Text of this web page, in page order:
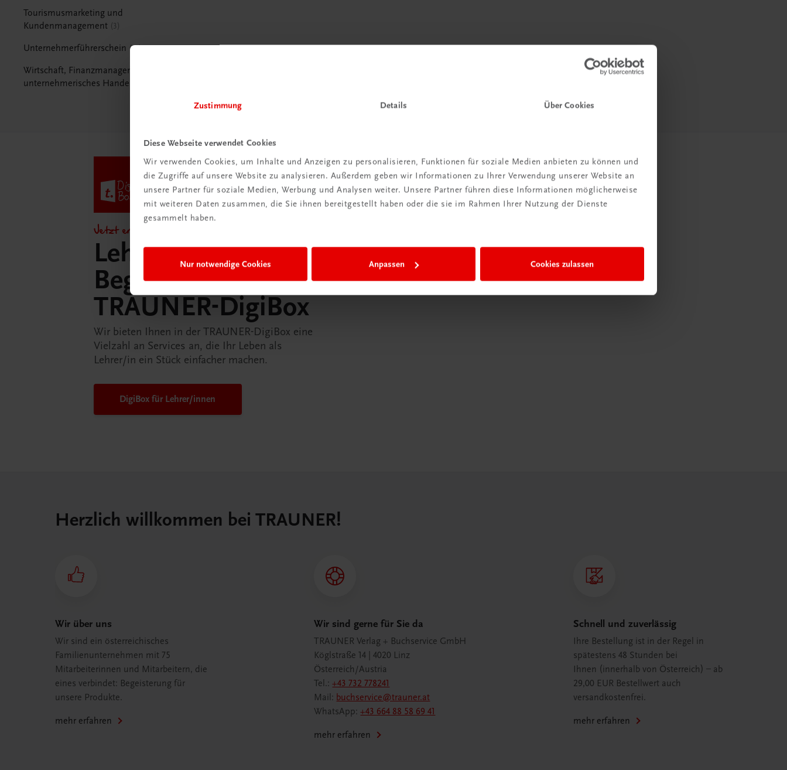
Zustimmung Details Über Cookies
Diese Webseite verwendet Cookies
Wir verwenden Cookies, um Inhalte und Anzeigen zu personalisieren, Funktionen für soziale Medien anbieten zu können und
die Zugriffe auf unsere Website zu analysieren. Außerdem geben wir Informationen zu Ihrer Verwendung unserer Website an
unsere Partner für soziale Medien, Werbung und Analysen weiter. Unsere Partner führen diese Informationen möglicherweise
mit weiteren Daten zusammen, die Sie ihnen bereitgestellt haben oder die sie im Rahmen Ihrer Nutzung der Dienste
gesammelt haben.
Nur notwendige Cookies Anpassen Cookies zulassen
Tourismusmarketing und
Kundenmanagement
3
Unternehmerführerschein 15
Wirtschaft, Finanzmanagement und
unternehmerisches Handeln
Jetzt entdecken!
Lehrer/innen-
Begleitpakete in der
TRAUNER-DigiBox
Wir bieten Ihnen in der TRAUNER-DigiBox eine
Vielzahl an Services an, die Ihr Leben als
Lehrer/in ein Stück einfacher machen.
DigiBox für Lehrer/innen
Herzlich willkommen bei TRAUNER!
Wir über uns
Wir sind ein österreichisches
Familienunternehmen mit 75
Mitarbeiterinnen und Mitarbeitern, die
eines verbindet: Begeisterung für
unsere Produkte.
mehr erfahren
Wir sind gerne für Sie da
TRAUNER Verlag + Buchservice GmbH
Köglstraße 14 | 4020 Linz
Österreich/Austria
Tel.:+43 732 778241
Mail: buchservice@trauner.at
WhatsApp:+43 664 88 58 69 41
mehr erfahren
Schnell und zuverlässig
Ihre Bestellung ist in der Regel in
spätestens 48 Stunden bei
Ihnen (innerhalb von Österreich) – ab
29,00 EUR Bestellwert auch
versandkostenfrei.
mehr erfahren